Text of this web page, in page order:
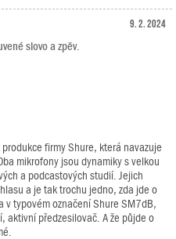
9. 2. 2024
slovo a zpěv.
firmy Shure, která navazuje
mikrofony jsou dynamiky s velkou
a podcastových studií. Jejich
a je tak trochu jedno, zda jde o
v typovém označení Shure SM7dB,
aktivní předzesilovač. A že půjde o